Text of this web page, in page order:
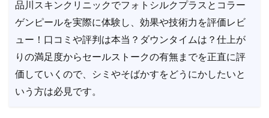
品川スキンクリニックでフォトシルクプラスとコラー
ゲンピールを実際に体験し、効果や技術力を評価レビ
ュー！口コミや評判は本当？ダウンタイムは？仕上が
りの満足度からセールストークの有無までを正直に評
価していくので、シミやそばかすをどうにかしたいと
いう方は必見です。